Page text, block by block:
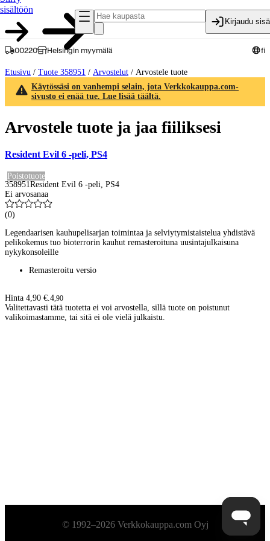
sisältöön
Kirjaudu
00220 Helsingin myymälä fi
Etusivu / Tuote 358951 / Arvostelut / Arvostele tuote
Käytössäsi on vanhempi selain, jota Verkkokauppa.com-
sivusto ei enää tue. Lue lisää täältä.
Arvostele tuote ja jaa fiiliksesi
Resident Evil 6 -peli, PS4
Poistotuote
358951 Resident Evil 6 -peli, PS4
Ei arvosanaa
(0)
Legendaarisen kauhupelisarjan toimintaa ja selviytymistaistelua yhdistävä
pelikokemus tuo bioterrorin kauhut remasteroituna uusintajulkaisuna
nykykonsoleille
Remasteroitu versio
Hinta 4,90 €. 4,90
Valitettavasti tätä tuotetta ei voi arvostella, sillä tuote on poistunut
valikoimastamme, tai sitä ei ole vielä julkaistu.
Alatunniste© 1992–2026 Verkkokauppa.com Oyj